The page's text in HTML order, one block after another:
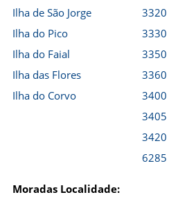
Ilha de São Jorge
Ilha do Pico
Ilha do Faial
Ilha das Flores
Ilha do Corvo
3320
3330
3350
3360
3400
3405
3420
6285
Moradas Localidade: